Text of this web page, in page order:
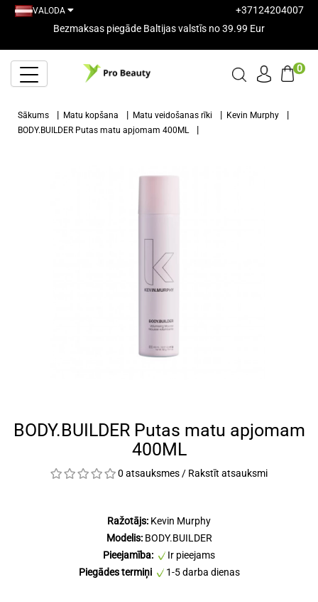
VALODA
+37124204007
Bezmaksas piegāde Baltijas valstīs no 39.99 Eur
0
Sākums Matu kopšana Matu veidošanas rīki
Kevin Murphy
BODY.BUILDER Putas matu apjomam 400ML
BODY.BUILDER Putas matu apjomam
400ML
0 atsauksmes / Rakstīt atsauksmi
Ražotājs: Kevin Murphy
Modelis:BODY.BUILDER
Pieejamība:
Ir pieejams
Piegādes termiņi
1-5 darba dienas